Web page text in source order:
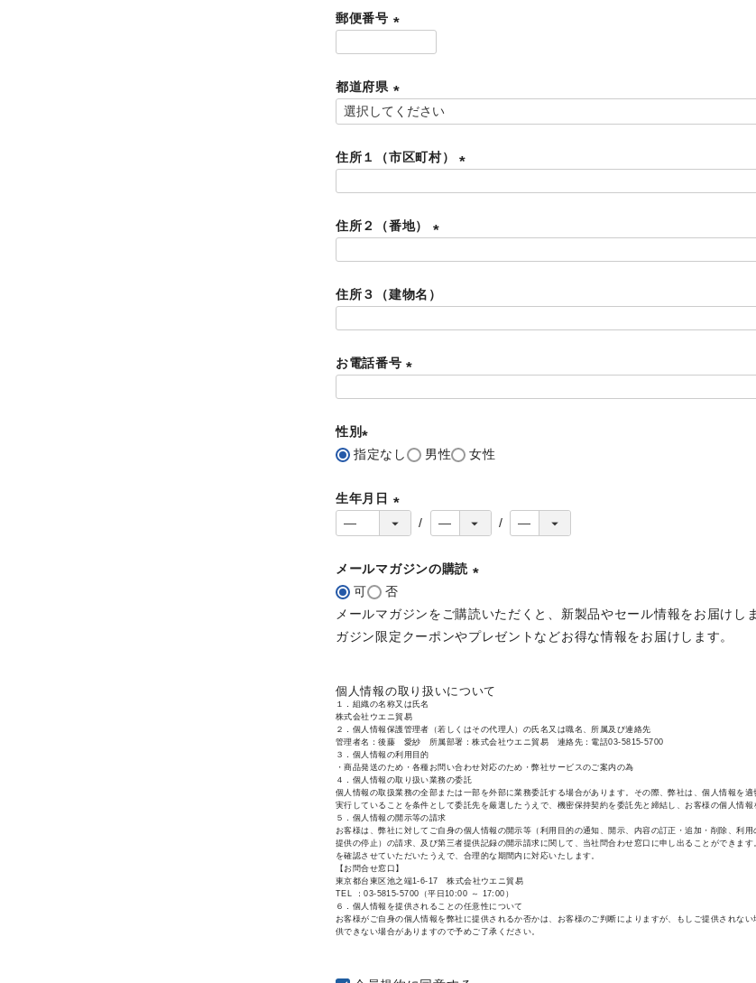
郵便番号
須
)
都道府県
(
須
住所１（市区町村）
住所２（番地）
須
住所３（建物名）
お電話番号
)
性別
(
須
指定なし 男性 女性
生年月日
(
須
)
メールマガジンの購読
必
須
可
否
メールマガジンをご購読いただくと、新製品やセール情報をお届けし
ガジン限定クーポンやプレゼントなどお得な情報をお届けします。
個人情報の取り扱いについて
１．組織の名称又は氏名
株式会社ウエニ貿易
２．個人情報保護管理者（若しくはその代理人）の氏名又は職名、所属及び連絡先
管理者名：後藤 愛紗 所属部署：株式会社ウエニ貿易 連絡先：電話03-5815-5700
３．個人情報の利用目的
・商品発送のため・各種お問い合わせ対応のため・弊社サービスのご案内の為
４．個人情報の取り扱い業務の委託
個人情報の取扱業務の全部または一部を外部に業務委託する場合があります。その際、弊社は、個人情報を適
実行していることを条件として委託先を厳選したうえで、機密保持契約を委託先と締結し、お客様の個人情報
５．個人情報の開示等の請求
お客様は、弊社に対してご自身の個人情報の開示等（利用目的の通知、開示、内容の訂正・追加・削除、利
提供の停止）の請求、及び第三者提供記録の開示請求に関して、当社問合わせ窓口に申し出ることができま
を確認させていただいたうえで、合理的な期間内に対応いたします。
【お問合せ窓口】
東京都台東区池之端1-6-17 株式会社ウエニ貿易
TEL ：03-5815-5700（平日10:00 ～ 17:00）
６．個人情報を提供されることの任意性について
お客様がご自身の個人情報を弊社に提供されるか否かは、お客様のご判断によりますが、もしご提供されな
供できない場合がありますので予めご了承ください。